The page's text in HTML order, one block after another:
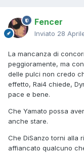
Fencer
Inviato 28
La mancanza di
peggioramente, ma
delle pulci non credo
effetto, Rai4 chiede,
pace e bene.
Che Yamato possa
anche stare.
Che DiSanzo torni alla
affiancato qualcuno